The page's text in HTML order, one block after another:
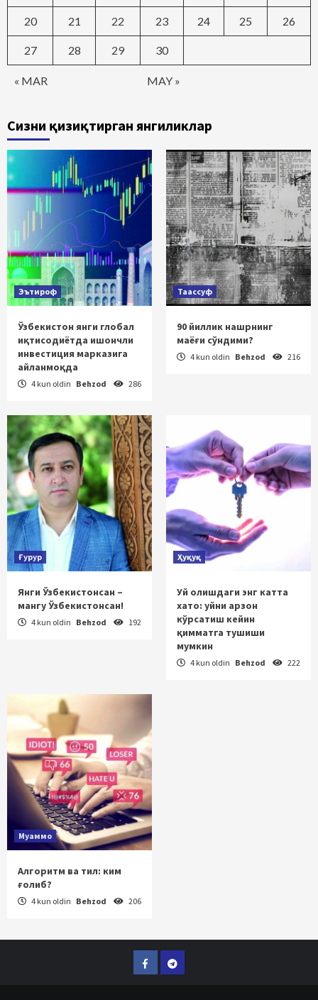
« MAR MAY »
20 21 22 23 24 25 26
27 28 29 30
Сизни қизиқтирган янгиликлар
Эътироф
Ўзбекистон янги глобал
иқтисодиётда ишончли
инвестиция марказига
айланмоқда
4 kun oldin Behzod 286
Таассуф
90 йиллик нашрнинг
маёғи сўндими?
4 kun oldin Behzod 216
Ғурур
Янги Ўзбекистонсан –
мангу Ўзбекистонсан!
4 kun oldin Behzod 192
Ҳуқуқ
Уй олишдаги энг катта
хато: уйни арзон
кўрсатиш кейин
қимматга тушиши
мумкин
4 kun oldin Behzod 222
Муаммо
Алгоритм ва тил: ким
ғолиб?
4 kun oldin Behzod 206
FacebookTelegram